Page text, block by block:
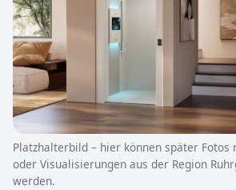
Platzhalterbild – hier können später
oder Visualisierungen aus der Region
werden.